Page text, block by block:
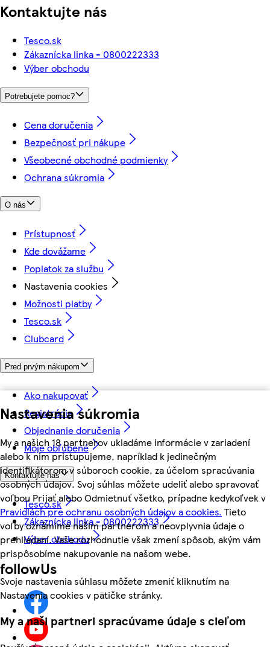
Nastavenia súkromia
My a našich 18 partnerov ukladáme informácie v zariadení
alebo k nim pristupujeme, napríklad k jedinečným
identifikátorom v súboroch cookie, za účelom spracúvania
osobných údajov. Svoj súhlas môžete udeliť alebo spravovať
voľbou Prijať alebo Odmietnuť všetko, prípadne kedykoľvek v
Pravidlách pre ochranu osobných údajov a cookies. Tieto
voľby oznámime našim partnerom a neovplyvnia údaje o
prehliadaní. Vaše rozhodnutie však zmení spôsob, akým vám
prispôsobíme nakupovanie na našom webe.
Svoje nastavenia súhlasu môžete zmeniť kliknutím na
Nastavenia cookies v pätičke stránky.
My a naši partneri spracúvame údaje s cieľom
Kontaktujte nás
Tesco.sk
Zákaznícka linka - 0800222333
Výber obchodu
Potrebujete pomoc?
Cena doručenia
Bezpečnosť pri nákupe
Všeobecné obchodné podmienky
Ochrana súkromia
O nás
Prístupnosť
Kde dovážame
Poplatok za službu
Nastavenia cookies
Možnosti platby
Tesco.sk
Clubcard
Pred prvým nákupom
Ako nakupovať
Registrácia
Objednanie doručenia
Moje obľúbené
Kontaktujte nás
Tesco.sk
Zákaznícka linka - 0800222333
Výber obchodu
followUs